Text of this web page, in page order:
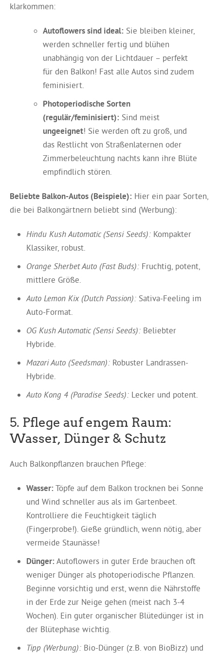
klarkommen:
Autoflowers sind ideal: Sie bleiben kleiner,
werden schneller fertig und blühen
unabhängig von der Lichtdauer – perfekt
für den Balkon! Fast alle Autos sind zudem
feminisiert.
Photoperiodische Sorten
(regulär/feminisiert): Sind meist
ungeeignet! Sie werden oft zu groß, und
das Restlicht von Straßenlaternen oder
Zimmerbeleuchtung nachts kann ihre Blüte
empfindlich stören.
Beliebte Balkon-Autos (Beispiele): Hier ein paar Sorten,
die bei Balkongärtnern beliebt sind (Werbung):
Hindu Kush Automatic (Sensi Seeds): Kompakter
Klassiker, robust.
Orange Sherbet Auto (Fast Buds): Fruchtig, potent,
mittlere Größe.
Auto Lemon Kix (Dutch Passion): Sativa-Feeling im
Auto-Format.
OG Kush Automatic (Sensi Seeds): Beliebter
Hybride.
Mazari Auto (Seedsman): Robuster Landrassen-
Hybride.
Auto Kong 4 (Paradise Seeds): Lecker und potent.
5. Pflege auf engem Raum:
Wasser, Dünger & Schutz
Auch Balkonpflanzen brauchen Pflege:
Wasser: Töpfe auf dem Balkon trocknen bei Sonne
und Wind schneller aus als im Gartenbeet.
Kontrolliere die Feuchtigkeit täglich
(Fingerprobe!). Gieße gründlich, wenn nötig, aber
vermeide Staunässe!
Dünger: Autoflowers in guter Erde brauchen oft
weniger Dünger als photoperiodische Pflanzen.
Beginne vorsichtig und erst, wenn die Nährstoffe
in der Erde zur Neige gehen (meist nach 3-4
Wochen). Ein guter organischer Blütedünger ist in
der Blütephase wichtig.
Tipp (Werbung): Bio-Dünger (z.B. von BioBizz) und